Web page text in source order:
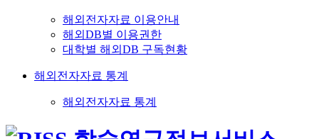
해외전자자료 이용안내
해외DB별 이용권한
대학별 해외DB 구독현황
해외전자자료 통계
해외전자자료 통계